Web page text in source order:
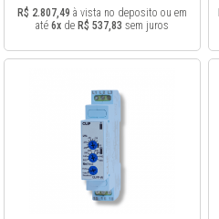
R$ 2.807,49 à vista no deposito ou em
até 6x de R$ 537,83 sem juros